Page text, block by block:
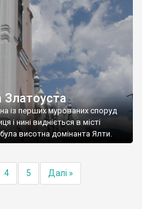
Златоуста
із перших мурованих споруд
і нині видніється в місті
висотна домінанта Ялти.
4 5 Далі »